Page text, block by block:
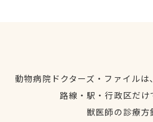
動物病院ドクターズ・ファイル
路線・駅・行政区だ
獣医師の診療